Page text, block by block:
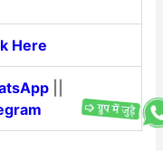
Here